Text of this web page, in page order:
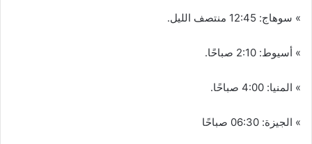
» سوهاج: 12:45 منتصف الليل.
» أسيوط: 2:10 صباحًا.
» المنيا: 4:00 صباحًا.
» الجيزة: 06:30 صباحًا